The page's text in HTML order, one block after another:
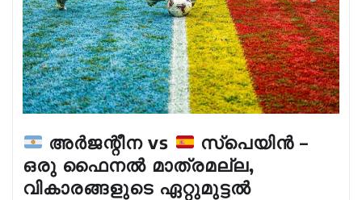
അർജന്റീന vs
സ്പെയിൻ –
ഒരു ഫൈനൽ മാത്രമല്ല,
വികാരങ്ങളുടെ ഏറ്റുമുട്ടൽ